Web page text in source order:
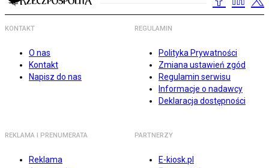
KONTAKT
O nas
Kontakt
Napisz do nas
REGULAMIN
Polityka Prywatności
Zmiana ustawień zgód
Regulamin serwisu
Informacje o nadawcy
Deklaracja dostępności
REKLAMA I PRENUMERATA
Reklama
PARTNERZY
E-kiosk.pl